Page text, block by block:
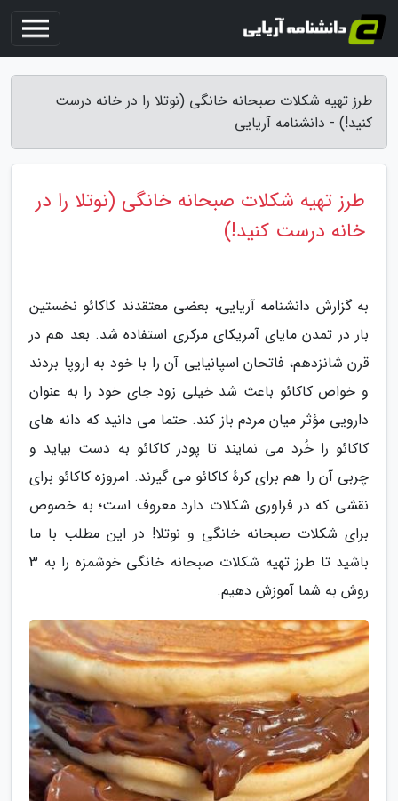
طرز تهیه شکلات صبحانه خانگی (نوتلا را در خانه درست
کنید!) - دانشنامه آریایی
طرز تهیه شکلات صبحانه خانگی (نوتلا را در
خانه درست کنید!)
به گزارش دانشنامه آریایی، بعضی معتقدند کاکائو نخستین
بار در تمدن مایای آمریکای مرکزی استفاده شد. بعد هم در
قرن شانزدهم، فاتحان اسپانیایی آن را با خود به اروپا بردند
و خواص کاکائو باعث شد خیلی زود جای خود را به عنوان
دارویی مؤثر میان مردم باز کند. حتما می دانید که دانه های
کاکائو را خُرد می نمایند تا پودر کاکائو به دست بیاید و
چربی آن را هم برای کرهٔ کاکائو می گیرند. امروزه کاکائو برای
نقشی که در فراوری شکلات دارد معروف است؛ به خصوص
برای شکلات صبحانه خانگی و نوتلا! در این مطلب با ما
باشید تا طرز تهیه شکلات صبحانه خانگی خوشمزه را به 3
روش به شما آموزش دهیم.